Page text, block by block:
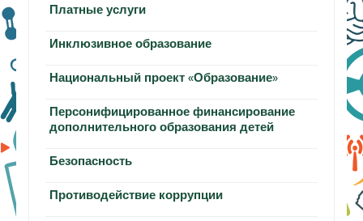
Платные услуги
Инклюзивное образование
Национальный проект «Образование»
Персонифицированное финансирование
дополнительного образования детей
Безопасность
Противодействие коррупции